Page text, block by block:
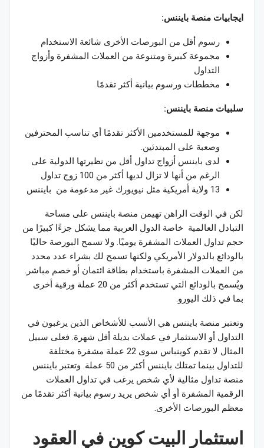
ايجابيات منصة بايننس:
رسوم أقل من البورصات الأخرى شائعة الاستخدام
مجموعة كبيرة ومتنوعة من العملات المشفرة وأزواج
التداول
مخططات ورسوم بيانية أكثر تقدمًا
سلبيات منصة بايننس:
موجهة للمستخدمين الأكثر تقدمًا أي تناسب المحترفين
وصعبة على المبتدئين.
لدى بايننس أزواج تداول أقل من نظيرتها الدولية على
الرغم من أنها لا تزال لديها أكثر من 100 زوج تداول
13 ولاية أمريكية مثل نيويورك غير مدعومة من بايننس
لكن في الوقت الراهن تهيمن منصة بايننس على مساحة
التبادل العالمية خاصة الدول العربية مما يشكل جزءًا كبيرًا من
حجم تداول العملات المشفرة يوميًا. ولا تسمح البورصة حاليًا
بالودائع بالدولار الأمريكي ولكنها تسمح لك بشراء عدد محدد
من العملات المشفرة باستخدام بطاقة ائتمان أو خصم مباشر.
ويُسمح بالودائع التي تستخدم أكثر من 20 عملة ورقية أخرى
بما في ذلك اليورو.
وتعتبر منصة بايننس هي الأنسب للأشخاص الذين يرغبون في
التداول أو الاستثمار في عملات بديلة أقل شهرة. فعلى سبيل
المثال لا تقدم كوينباس سوى 22 عملة مشفرة مختلفة
للتداول بينما تمتلك بايننس أكثر من 50 عملة. وتعتبر بايننس
منصة تداول مثالية لأي شخص يرغب في تداول العملات
الرقمية المشفرة أو أي شخص يريد رسوم بيانية أكثر تقدمًا من
معظم البورصات الأخرى.
استثمار البيت كوين في العقود